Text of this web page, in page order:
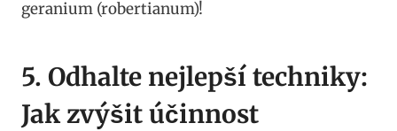
5. Odhalte nejlepší techniky:
Jak zvýšit účinnost